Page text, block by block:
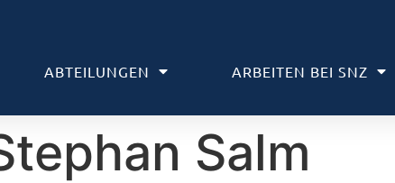
ABTEILUNGEN ARBEITEN BEI SNZ
Salm